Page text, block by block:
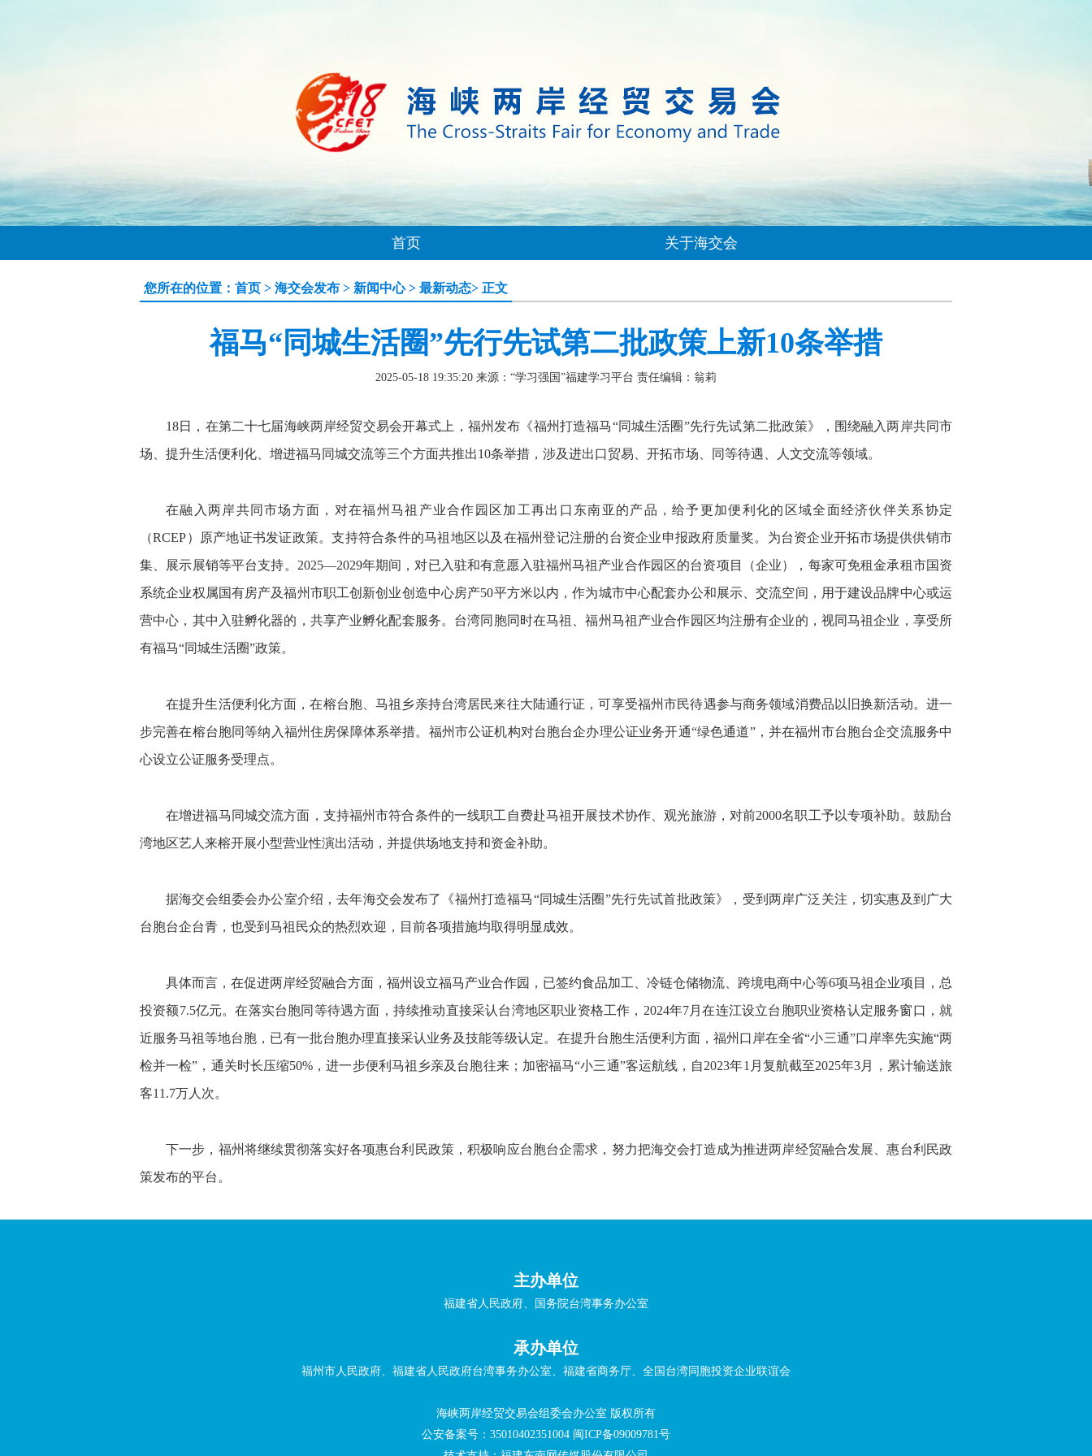
首页 关于海交会
您所在的位置： 首页 > 海交会发布 > 新闻中心> 最新动态> 正文
福马“同城生活圈”先行先试第二批政策上新10条举措
2025-05-18 19:35:20 来源：“学习强国”福建学习平台 责任编辑：翁莉
18日，在第二十七届海峡两岸经贸交易会开幕式上，福州发布《福州打造福马“同城生活圈”先行先试第二批政策》，围绕融入两岸共同市
场、提升生活便利化、增进福马同城交流等三个方面共推出10条举措，涉及进出口贸易、开拓市场、同等待遇、人文交流等领域。
在融入两岸共同市场方面，对在福州马祖产业合作园区加工再出口东南亚的产品，给予更加便利化的区域全面经济伙伴关系协定
（RCEP）原产地证书发证政策。支持符合条件的马祖地区以及在福州登记注册的台资企业申报政府质量奖。为台资企业开拓市场提供供销市
集、展示展销等平台支持。2025—2029年期间，对已入驻和有意愿入驻福州马祖产业合作园区的台资项目（企业），每家可免租金承租市国资
系统企业权属国有房产及福州市职工创新创业创造中心房产50平方米以内，作为城市中心配套办公和展示、交流空间，用于建设品牌中心或运
营中心，其中入驻孵化器的，共享产业孵化配套服务。台湾同胞同时在马祖、福州马祖产业合作园区均注册有企业的，视同马祖企业，享受所
有福马“同城生活圈”政策。
在提升生活便利化方面，在榕台胞、马祖乡亲持台湾居民来往大陆通行证，可享受福州市民待遇参与商务领域消费品以旧换新活动。进一
步完善在榕台胞同等纳入福州住房保障体系举措。福州市公证机构对台胞台企办理公证业务开通“绿色通道”，并在福州市台胞台企交流服务中
心设立公证服务受理点。
在增进福马同城交流方面，支持福州市符合条件的一线职工自费赴马祖开展技术协作、观光旅游，对前2000名职工予以专项补助。鼓励台
湾地区艺人来榕开展小型营业性演出活动，并提供场地支持和资金补助。
据海交会组委会办公室介绍，去年海交会发布了《福州打造福马“同城生活圈”先行先试首批政策》，受到两岸广泛关注，切实惠及到广大
台胞台企台青，也受到马祖民众的热烈欢迎，目前各项措施均取得明显成效。
具体而言，在促进两岸经贸融合方面，福州设立福马产业合作园，已签约食品加工、冷链仓储物流、跨境电商中心等6项马祖企业项目，总
投资额7.5亿元。在落实台胞同等待遇方面，持续推动直接采认台湾地区职业资格工作，2024年7月在连江设立台胞职业资格认定服务窗口，就
近服务马祖等地台胞，已有一批台胞办理直接采认业务及技能等级认定。在提升台胞生活便利方面，福州口岸在全省“小三通”口岸率先实施“两
检并一检”，通关时长压缩50%，进一步便利马祖乡亲及台胞往来；加密福马“小三通”客运航线，自2023年1月复航截至2025年3月，累计输送旅
客11.7万人次。
下一步，福州将继续贯彻落实好各项惠台利民政策，积极响应台胞台企需求，努力把海交会打造成为推进两岸经贸融合发展、惠台利民政
策发布的平台。
主办单位
福建省人民政府、国务院台湾事务办公室
承办单位
福州市人民政府、福建省人民政府台湾事务办公室、福建省商务厅、全国台湾同胞投资企业联谊会
海峡两岸经贸交易会组委会办公室 版权所有
公安备案号：35010402351004 闽ICP备09009781号